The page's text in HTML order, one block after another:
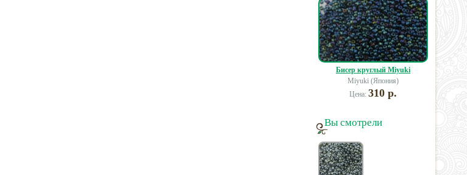
Бисер круглый Miyuki
Miyuki (Япония)
Цена: 310 р.
Вы смотрели